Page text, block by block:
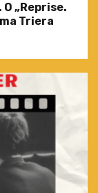
„Reprise.
Triera